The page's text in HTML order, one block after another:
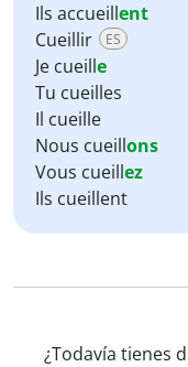
Ils accueillent
Cueillir
ES
Je cueille
Tu cueilles
Il cueille
Nous cueillons
Vous cueillez
Ils cueillent
¿Todavía tienes